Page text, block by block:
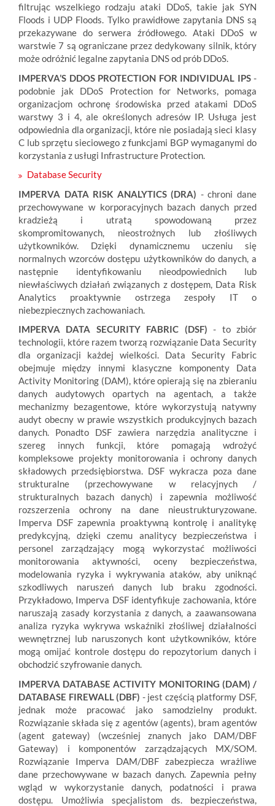
filtrując wszelkiego rodzaju ataki DDoS, takie jak SYN
Floods i UDP Floods. Tylko prawidłowe zapytania DNS są
przekazywane do serwera źródłowego. Ataki DDoS w
warstwie 7 są ograniczane przez dedykowany silnik, który
może odróżnić legalne zapytania DNS od prób DDoS.
IMPERVA’S DDOS PROTECTION FOR INDIVIDUAL IPS-
podobnie jak DDoS Protection for Networks, pomaga
organizacjom ochronę środowiska przed atakami DDoS
warstwy 3 i 4, ale określonych adresów IP. Usługa jest
odpowiednia dla organizacji, które nie posiadają sieci klasy
C lub sprzętu sieciowego z funkcjami BGP wymaganymi do
korzystania z usługi Infrastructure Protection.
Database Security
IMPERVA DATA RISK ANALYTICS (DRA) - chroni dane
przechowywane w korporacyjnych bazach danych przed
kradzieżą i utratą spowodowaną przez
skompromitowanych, nieostrożnych lub złośliwych
użytkowników. Dzięki dynamicznemu uczeniu się
normalnych wzorców dostępu użytkowników do danych, a
następnie identyfikowaniu nieodpowiednich lub
niewłaściwych działań związanych z dostępem, Data Risk
Analytics proaktywnie ostrzega zespoły IT o
niebezpiecznych zachowaniach.
IMPERVA DATA SECURITY FABRIC (DSF) - to zbiór
technologii, które razem tworzą rozwiązanie Data Security
dla organizacji każdej wielkości. Data Security Fabric
obejmuje między innymi klasyczne komponenty Data
Activity Monitoring (DAM), które opierają się na zbieraniu
danych audytowych opartych na agentach, a także
mechanizmy bezagentowe, które wykorzystują natywny
audyt obecny w prawie wszystkich produkcyjnych bazach
danych. Ponadto DSF zawiera narzędzia analityczne i
szereg innych funkcji, które pomagają wdrożyć
kompleksowe projekty monitorowania i ochrony danych
składowych przedsiębiorstwa. DSF wykracza poza dane
strukturalne (przechowywane w relacyjnych /
strukturalnych bazach danych) i zapewnia możliwość
rozszerzenia ochrony na dane nieustrukturyzowane.
Imperva DSF zapewnia proaktywną kontrolę i analitykę
predykcyjną, dzięki czemu analitycy bezpieczeństwa i
personel zarządzający mogą wykorzystać możliwości
monitorowania aktywności, oceny bezpieczeństwa,
modelowania ryzyka i wykrywania ataków, aby uniknąć
szkodliwych naruszeń danych lub braku zgodności.
Przykładowo, Imperva DSF identyfikuje zachowania, które
naruszają zasady korzystania z danych, a zaawansowana
analiza ryzyka wykrywa wskaźniki złośliwej działalności
wewnętrznej lub naruszonych kont użytkowników, które
mogą omijać kontrole dostępu do repozytorium danych i
obchodzić szyfrowanie danych.
IMPERVA DATABASE ACTIVITY MONITORING (DAM) /
DATABASE FIREWALL (DBF) - jest częścią platformy DSF,
jednak może pracować jako samodzielny produkt.
Rozwiązanie składa się z agentów (agents), bram agentów
(agent gateway) (wcześniej znanych jako DAM/DBF
Gateway) i komponentów zarządzających MX/SOM.
Rozwiązanie Imperva DAM/DBF zabezpiecza wrażliwe
dane przechowywane w bazach danych. Zapewnia pełny
wgląd w wykorzystanie danych, podatności i prawa
dostępu. Umożliwia specjalistom ds. bezpieczeństwa,